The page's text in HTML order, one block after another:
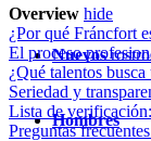
Nuevos
Hombres
Overview hide
¿Por qué Fráncfort
El proceso
¿Qué talentos
Seriedad y
Lista de
Preguntas